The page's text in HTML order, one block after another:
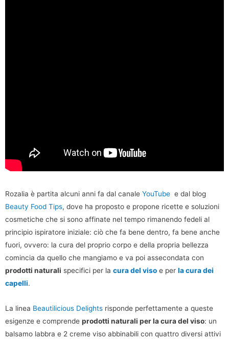
Rozalia è partita alcuni anni fa dal canale YouTube e dal blog
Beauty Food Tips, dove ha proposto e propone ricette e soluzioni
cosmetiche che si sono affinate nel tempo rimanendo fedeli al
principio ispiratore iniziale: ciò che fa bene dentro, fa bene anche
fuori, ovvero: la cura del proprio corpo e della propria bellezza
comincia da quello che mangiamo e va poi assecondata con
prodotti naturali specifici per la cura del viso e per la cura dei
capelli.
La linea Beautilicious Delights risponde perfettamente a queste
esigenze e comprende prodotti naturali per la cura del viso: un
balsamo labbra e 2 creme viso abbinabili con quattro diversi attivi